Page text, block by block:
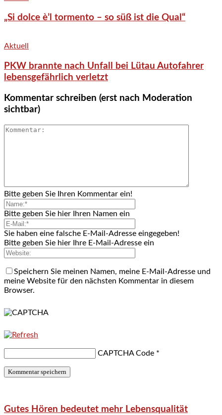
„Si dolce è’l tormento – so süß ist die Qual“
Aktuell
PKW brannte nach Unfall bei Lütau Autofahrer
lebensgefährlich verletzt
Kommentar schreiben (erst nach Moderation
sichtbar)
Bitte geben Sie Ihren Kommentar ein!
Bitte geben Sie hier Ihren Namen ein
Sie haben eine falsche E-Mail-Adresse eingegeben!
Bitte geben Sie hier Ihre E-Mail-Adresse ein
Speichern Sie meinen Namen, meine E-Mail-Adresse und
meine Website für den nächsten Kommentar in diesem
Browser.
CAPTCHA Code *
Gutes Hören bedeutet mehr Lebensqualität